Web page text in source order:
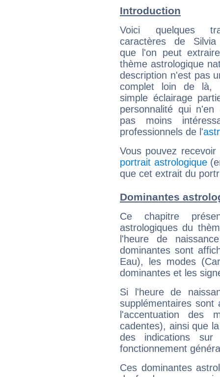
Introduction
Voici quelques
caractères de
que l'on peut
thème astrologique
description n'est pas
complet loin de là,
simple éclairage
personnalité qui n'en
pas moins
professionnels de l'
Vous pouvez
portrait astrologique
que cet extrait du
Dominantes
Ce chapitre
astrologiques du
l'heure de
dominantes sont
Eau), les modes
dominantes et les
Si l'heure de
supplémentaires sont
l'accentuation des
cadentes), ainsi que
des indications sur
fonctionnement
Ces dominantes